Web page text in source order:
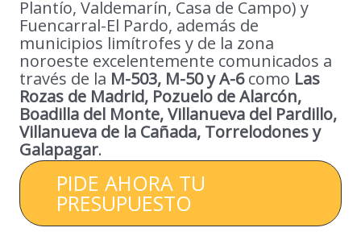
Plantío, Valdemarín, Casa de Campo) y
Fuencarral-El Pardo, además de
municipios limítrofes y de la zona
noroeste excelentemente comunicados a
través de la M-503, M-50 y A-6como Las
Rozas de Madrid, Pozuelo de Alarcón,
Boadilla del Monte, Villanueva del Pardillo,
Villanueva de la Cañada, Torrelodones y
Galapagar.
PIDE AHORA TU
PRESUPUESTO